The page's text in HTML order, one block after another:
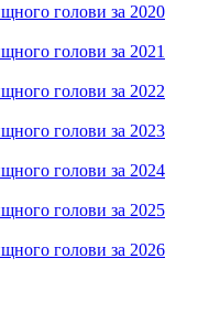
голови за 2020
голови за 2021
голови за 2022
голови за 2023
голови за 2024
голови за 2025
голови за 2026